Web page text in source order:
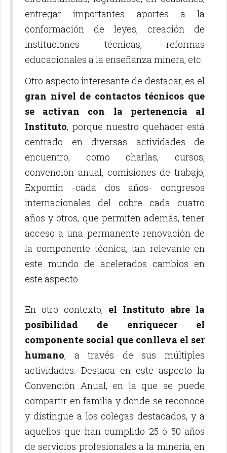
entregar importantes aportes a la
conformación de leyes, creación de
instituciones técnicas, reformas
educacionales a la enseñanza minera, etc.
Otro aspecto interesante de destacar, es el
gran nivel de contactos técnicos que
se activan con la pertenencia al
Instituto, porque nuestro quehacer está
centrado en diversas actividades de
encuentro, como charlas, cursos,
convención anual, comisiones de trabajo,
Expomin -cada dos años- congresos
internacionales del cobre cada cuatro
años y otros, que permiten además, tener
acceso a una permanente renovación de
la componente técnica, tan relevante en
este mundo de acelerados cambios en
este aspecto.
En otro contexto, el Instituto abre la
posibilidad de enriquecer el
componente social que conlleva el ser
humano, a través de sus múltiples
actividades. Destaca en este aspecto la
Convención Anual, en la que se puede
compartir en familia y donde se reconoce
y distingue a los colegas destacados, y a
aquellos que han cumplido 25 ó 50 años
de servicios profesionales a la minería, en